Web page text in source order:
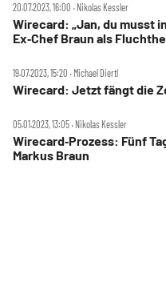
20.07.2023, 16:00 ‧ Nikolas Kessler
Wirecard: „Jan, du musst
Ex‑Chef Braun als
19.07.2023, 15:20 ‧ Michael Diertl
Wirecard: Jetzt fängt die
05.01.2023, 13:05 ‧ Nikolas Kessler
Wirecard‑Prozess: Fünf
Markus Braun